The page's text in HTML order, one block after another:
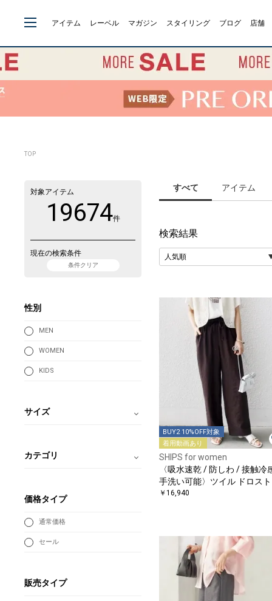
アイテム レーベル マガジン スタイリング ブログ 店舗
TOP
すべて アイテム
検索結果
BUY2 10%OFF対象
着用動画あり
SHIPS for women
〈吸水速乾 / 防しわ / 接触冷
手洗い可能〉ツイル ドロス
ンツ
￥16,940
対象アイテム
19674件
現在の検索条件
条件クリア
性別
MEN
WOMEN
KIDS
サイズ
カテゴリ
価格タイプ
通常価格
セール
販売タイプ